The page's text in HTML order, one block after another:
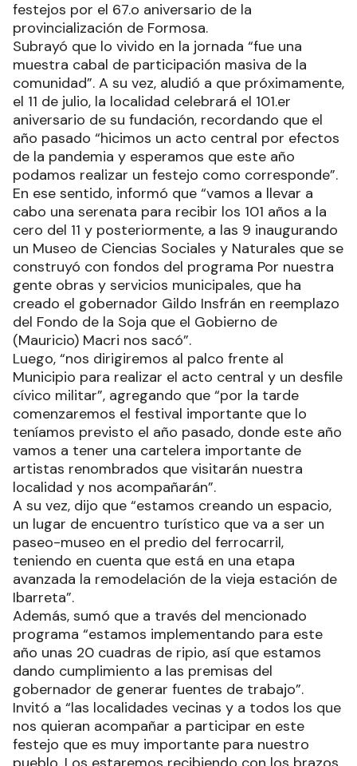
festejos por el 67.o aniversario de la
provincialización de Formosa.
Subrayó que lo vivido en la jornada “fue una
muestra cabal de participación masiva de la
comunidad”. A su vez, aludió a que próximamente,
el 11 de julio, la localidad celebrará el 101.er
aniversario de su fundación, recordando que el
año pasado “hicimos un acto central por efectos
de la pandemia y esperamos que este año
podamos realizar un festejo como corresponde”.
En ese sentido, informó que “vamos a llevar a
cabo una serenata para recibir los 101 años a la
cero del 11 y posteriormente, a las 9 inaugurando
un Museo de Ciencias Sociales y Naturales que se
construyó con fondos del programa Por nuestra
gente obras y servicios municipales, que ha
creado el gobernador Gildo Insfrán en reemplazo
del Fondo de la Soja que el Gobierno de
(Mauricio) Macri nos sacó”.
Luego, “nos dirigiremos al palco frente al
Municipio para realizar el acto central y un desfile
cívico militar”, agregando que “por la tarde
comenzaremos el festival importante que lo
teníamos previsto el año pasado, donde este año
vamos a tener una cartelera importante de
artistas renombrados que visitarán nuestra
localidad y nos acompañarán”.
A su vez, dijo que “estamos creando un espacio,
un lugar de encuentro turístico que va a ser un
paseo-museo en el predio del ferrocarril,
teniendo en cuenta que está en una etapa
avanzada la remodelación de la vieja estación de
Ibarreta”.
Además, sumó que a través del mencionado
programa “estamos implementando para este
año unas 20 cuadras de ripio, así que estamos
dando cumplimiento a las premisas del
gobernador de generar fuentes de trabajo”.
Invitó a “las localidades vecinas y a todos los que
nos quieran acompañar a participar en este
festejo que es muy importante para nuestro